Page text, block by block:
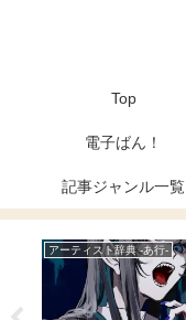
Top
電子ばん！
記事ジャンル一覧
アーティスト辞典 -あ行-